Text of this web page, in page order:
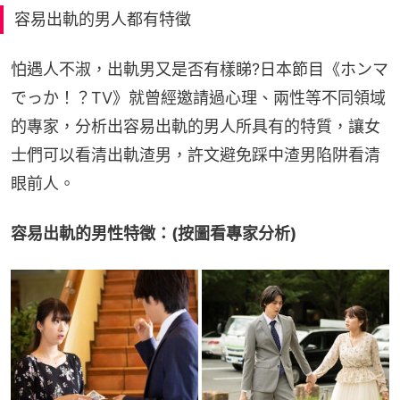
容易出軌的男人都有特徵
怕遇人不淑，出軌男又是否有樣睇?日本節目《ホンマ
でっか！？TV》就曾經邀請過心理、兩性等不同領域
的專家，分析出容易出軌的男人所具有的特質，讓女
士們可以看清出軌渣男，許文避免踩中渣男陷阱看清
眼前人。
容易出軌的男性特徵：(按圖看專家分析)